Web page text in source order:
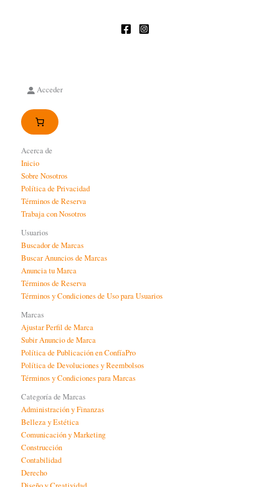
Acceder
Acerca de
Inicio
Sobre Nosotros
Política de Privacidad
Términos de Reserva
Trabaja con Nosotros
Usuarios
Buscador de Marcas
Buscar Anuncios de Marcas
Anuncia tu Marca
Términos de Reserva
Términos y Condiciones de Uso para Usuarios
Marcas
Ajustar Perfil de Marca
Subir Anuncio de Marca
Política de Publicación en ConfíaPro
Política de Devoluciones y Reembolsos
Términos y Condiciones para Marcas
Categoría de Marcas
Administración y Finanzas
Belleza y Estética
Comunicación y Marketing
Construcción
Contabilidad
Derecho